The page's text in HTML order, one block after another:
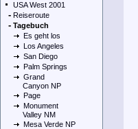
USA West 2001
- Reiseroute
- Tagebuch
Es geht los
Los Angeles
San Diego
Palm Springs
Grand
Canyon NP
Page
Monument
Valley NM
Mesa Verde NP